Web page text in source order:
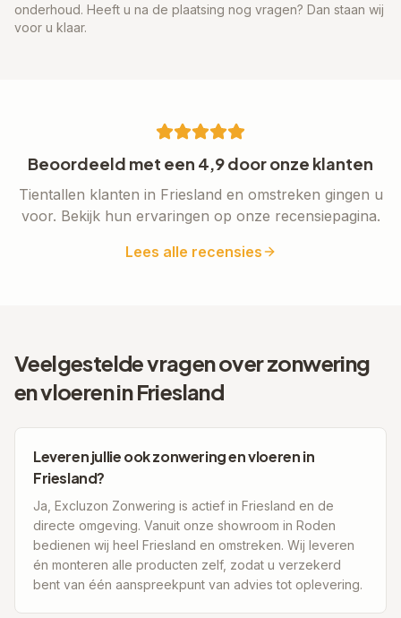
onderhoud. Heeft u na de plaatsing nog vragen? Dan staan wij
voor u klaar.
Beoordeeld met een 4,9 door onze klanten
Tientallen klanten in Friesland en omstreken gingen u
voor. Bekijk hun ervaringen op onze recensiepagina.
Lees alle recensies
Veelgestelde vragen over zonwering
en vloeren inFriesland
Leveren jullie ook zonwering en vloeren in
Friesland?
Ja, Excluzon Zonwering is actief in Friesland en de
directe omgeving. Vanuit onze showroom in Roden
bedienen wij heel Friesland en omstreken. Wij leveren
én monteren alle producten zelf, zodat u verzekerd
bent van één aanspreekpunt van advies tot oplevering.